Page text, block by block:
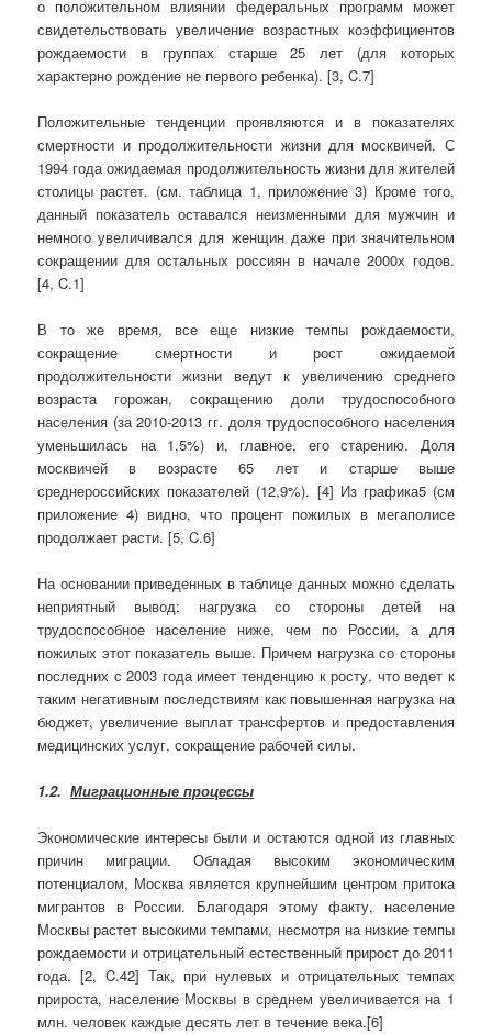
о положительном влиянии федеральных программ может
свидетельствовать увеличение возрастных коэффициентов
рождаемости в группах старше 25 лет (для которых
характерно рождение не первого ребенка). [3, C.7]
Положительные тенденции проявляются и в показателях
смертности и продолжительности жизни для москвичей. С
1994 года ожидаемая продолжительность жизни для жителей
столицы растет. (см. таблица 1, приложение 3) Кроме того,
данный показатель оставался неизменными для мужчин и
немного увеличивался для женщин даже при значительном
сокращении для остальных россиян в начале 2000х годов.
[4, C.1]
В то же время, все еще низкие темпы рождаемости,
сокращение смертности и рост ожидаемой
продолжительности жизни ведут к увеличению среднего
возраста горожан, сокращению доли трудоспособного
населения (за 2010-2013 гг. доля трудоспособного населения
уменьшилась на 1,5%) и, главное, его старению. Доля
москвичей в возрасте 65 лет и старше выше
среднероссийских показателей (12,9%). [4] Из графика5 (см
приложение 4) видно, что процент пожилых в мегаполисе
продолжает расти. [5, C.6]
На основании приведенных в таблице данных можно сделать
неприятный вывод: нагрузка со стороны детей на
трудоспособное население ниже, чем по России, а для
пожилых этот показатель выше. Причем нагрузка со стороны
последних с 2003 года имеет тенденцию к росту, что ведет к
таким негативным последствиям как повышенная нагрузка на
бюджет, увеличение выплат трансфертов и предоставления
медицинских услуг, сокращение рабочей силы.
1.2.Миграционные процессы
Экономические интересы были и остаются одной из главных
причин миграции. Обладая высоким экономическим
потенциалом, Москва является крупнейшим центром притока
мигрантов в России. Благодаря этому факту, население
Москвы растет высокими темпами, несмотря на низкие темпы
рождаемости и отрицательный естественный прирост до 2011
года. [2, C.42] Так, при нулевых и отрицательных темпах
прироста, население Москвы в среднем увеличивается на 1
млн. человек каждые десять лет в течение века.[6]